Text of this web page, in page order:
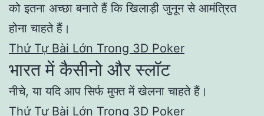
को इतना अच्छा बनाते हैं कि खिलाड़ी जुनून से आमंत्रित
होना चाहते हैं।
Thứ Tự Bài Lớn Trong 3D Poker
भारत में कैसीनो और स्लॉट
नीचे, या यदि आप सिर्फ मुफ्त में खेलना चाहते हैं।
Thứ Tự Bài Lớn Trong 3D Poker